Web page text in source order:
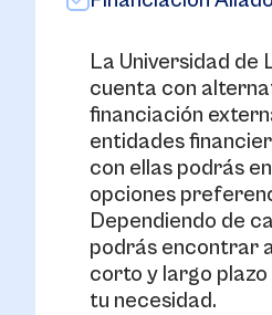
La Universidad de
cuenta con
financiación
entidades
con ellas podrás
opciones
Dependiendo de
podrás encontrar
corto y largo
tu necesidad.